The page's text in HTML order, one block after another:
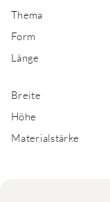
Thema
Form
Länge
Breite
Höhe
Materialstärke